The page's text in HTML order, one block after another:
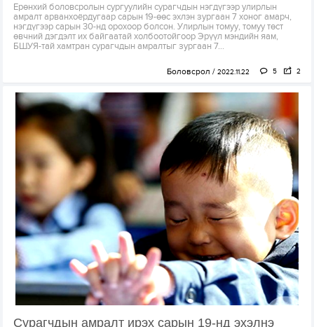
Ерөнхий боловсролын сургуулийн сурагчдын нэгдүгээр улирлын
амралт арванхоёрдугаар сарын 19-өөс эхлэн зургаан 7 хоног амарч,
нэгдүгээр сарын 30-нд орохоор болсон. Улирлын томуу, томуу төст
өвчний дэгдэлт их байгаатай холбоотойгоор Эрүүл мэндийн яам,
БШУЯ-тай хамтран сурагчдын амралтыг зургаан 7...
Боловсрол 2022.11.22 5 2
Сурагчдын амралт ирэх сарын 19-нд эхэлнэ